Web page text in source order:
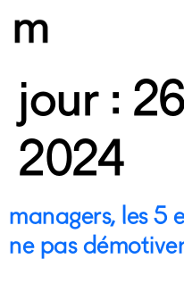
jour :
2024
managers, les 5
ne pas